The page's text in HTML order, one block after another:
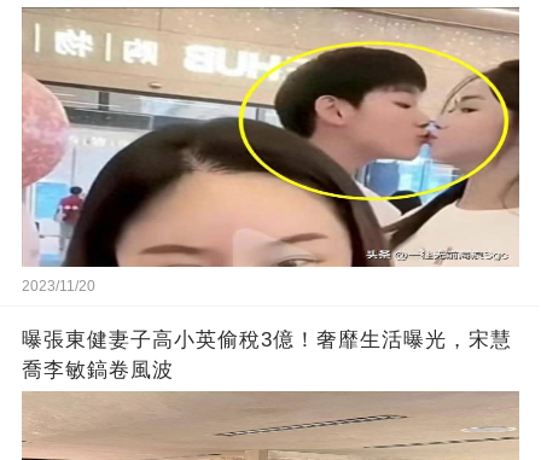
2023/11/20
曝張東健妻子高小英偷稅3億！奢靡生活曝光，宋慧
喬李敏鎬卷風波